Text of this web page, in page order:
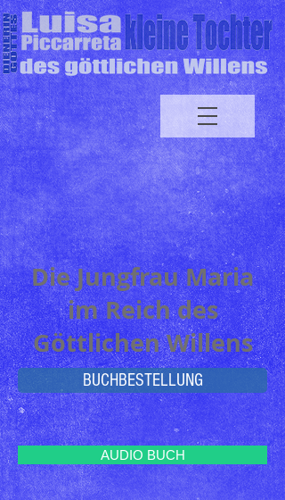
Die Jungfrau Maria
im Reich des
Göttlichen Willens
BUCHBESTELLUNG
AUDIO BUCH